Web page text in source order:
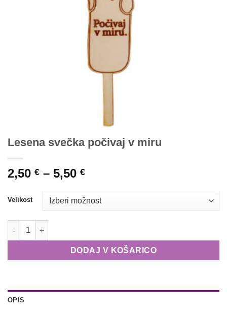
Lesena svečka počivaj v miru
2,50 € – 5,50 €Cenovni
od
2,50 €
Velikost
Lesena svečka počivaj v miru količina
DODAJ V KOŠARICO
OPIS